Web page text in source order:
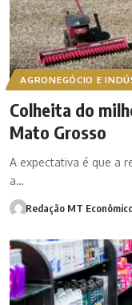
AGRONEGÓCIO E
Colheita do
Mato Grosso
A expectativa é que a
a…
Redação MT